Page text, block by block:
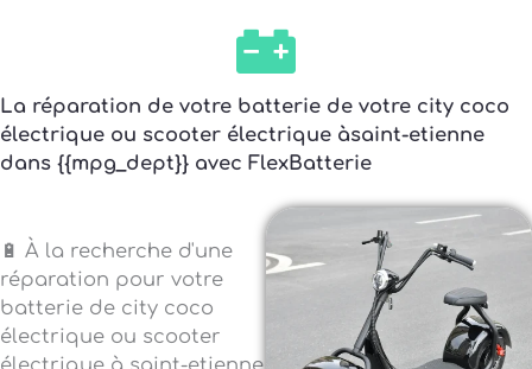
La réparation de votre batterie de votre city coco
électrique ou scooter électrique àsaint-etienne
dans {{mpg_dept}} avec FlexBatterie
🔋 À la recherche d'une
réparation pour votre
batterie de city coco
électrique ou scooter